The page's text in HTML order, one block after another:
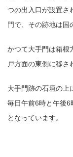
つの出入口が設置さ
門で、その跡地は国
かつて大手門は箱根
戸方面の東側に移さ
大手門跡の石垣の上
毎日午前6時と午後6
となっています。